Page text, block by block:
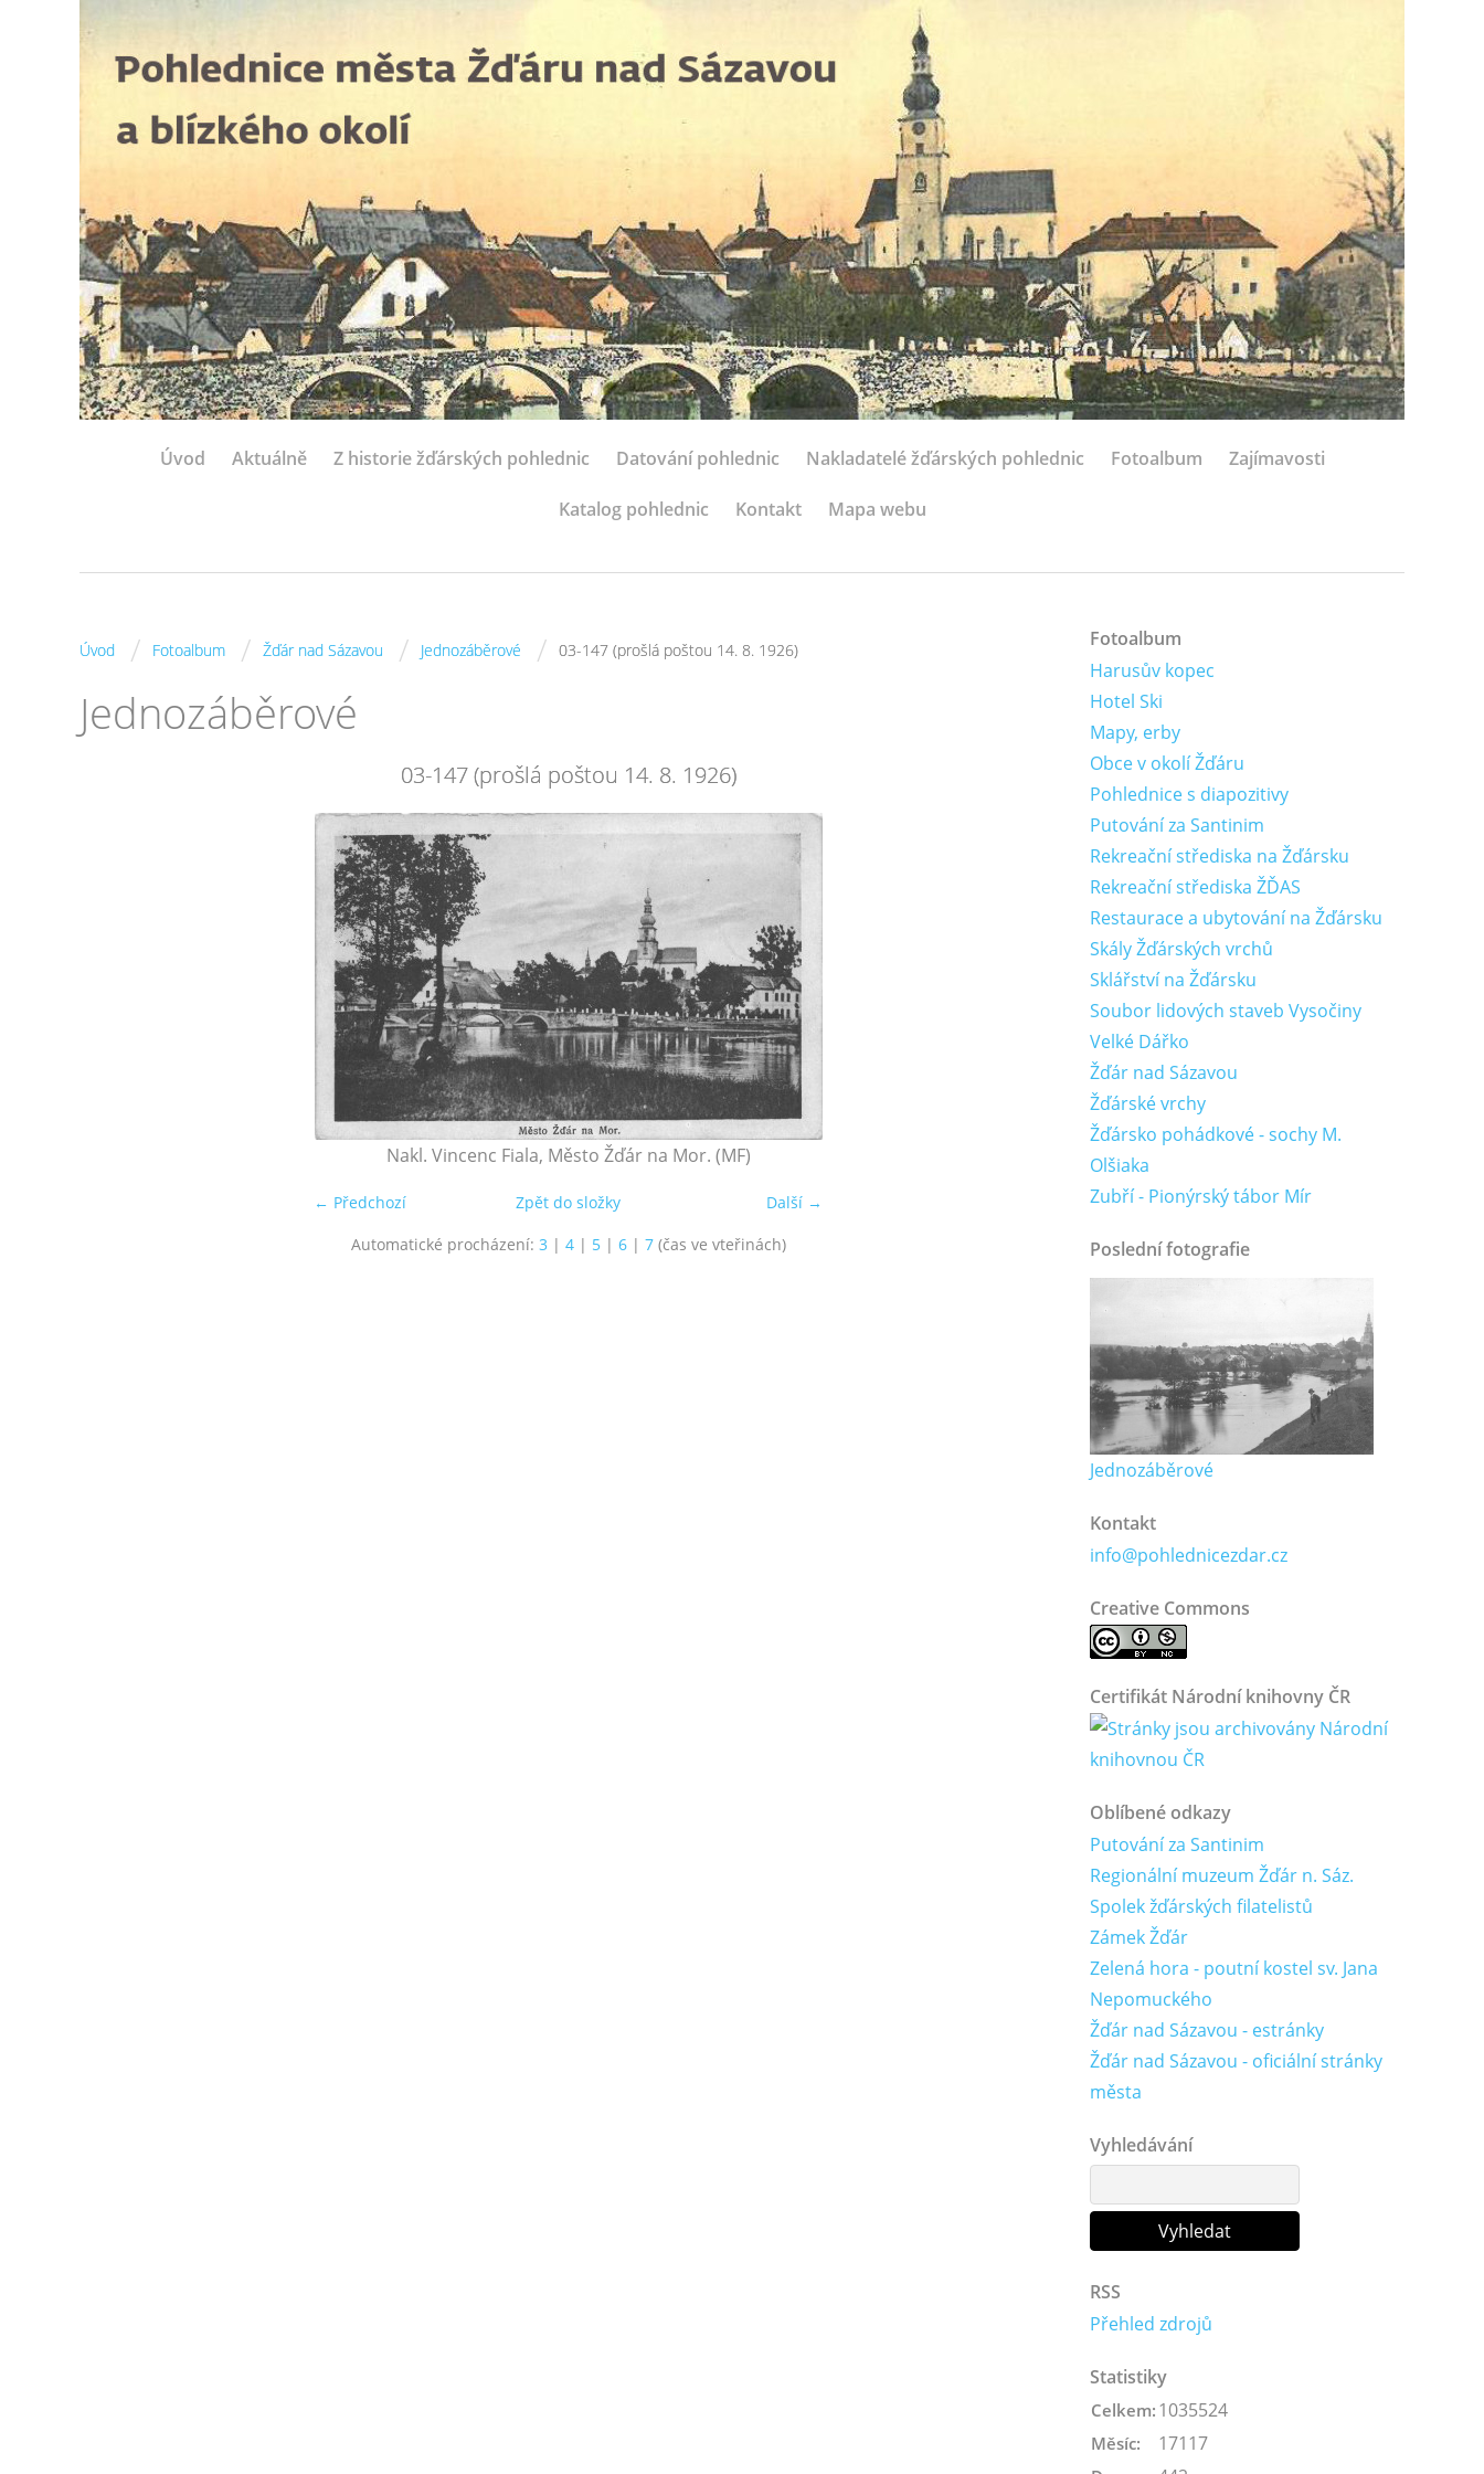
Úvod Aktuálně Z historie žďárských pohlednic Datování pohlednic Nakladatelé žďárských pohlednic Fotoalbum Zajímavosti
Katalog pohlednic Kontakt Mapa webu
Úvod / Fotoalbum / Žďár nad Sázavou / Jednozáběrové / 03-147 (prošlá poštou 14. 8. 1926)
Jednozáběrové
03-147 (prošlá poštou 14. 8. 1926)
Nakl. Vincenc Fiala, Město Žďár na Mor. (MF)
← Předchozí Další →
Zpět do složky
Automatické procházení: 3 | 4| 5| 6| 7(čas ve vteřinách)
Fotoalbum
Harusův kopec
Hotel Ski
Mapy, erby
Obce v okolí Žďáru
Pohlednice s diapozitivy
Putování za Santinim
Rekreační střediska na Žďársku
Rekreační střediska ŽĎAS
Restaurace a ubytování na Žďársku
Skály Žďárských vrchů
Sklářství na Žďársku
Soubor lidových staveb Vysočiny
Velké Dářko
Žďár nad Sázavou
Žďárské vrchy
Žďársko pohádkové - sochy M.
Olšiaka
Zubří - Pionýrský tábor Mír
Poslední fotografie
Jednozáběrové
Kontakt
info@pohlednicezdar.cz
Creative Commons
Certifikát Národní knihovny ČR
Oblíbené odkazy
Putování za Santinim
Regionální muzeum Žďár n. Sáz.
Spolek žďárských filatelistů
Zámek Žďár
Zelená hora - poutní kostel sv. Jana
Nepomuckého
Žďár nad Sázavou - estránky
Žďár nad Sázavou - oficiální stránky
města
Vyhledávání
RSS
Přehled zdrojů
Statistiky
Celkem: 1035524
Měsíc: 17117